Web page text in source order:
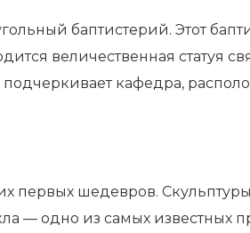
баптистерий. Этот
величественная статуя
кафедра,
первых шедевров.
— одно из самых